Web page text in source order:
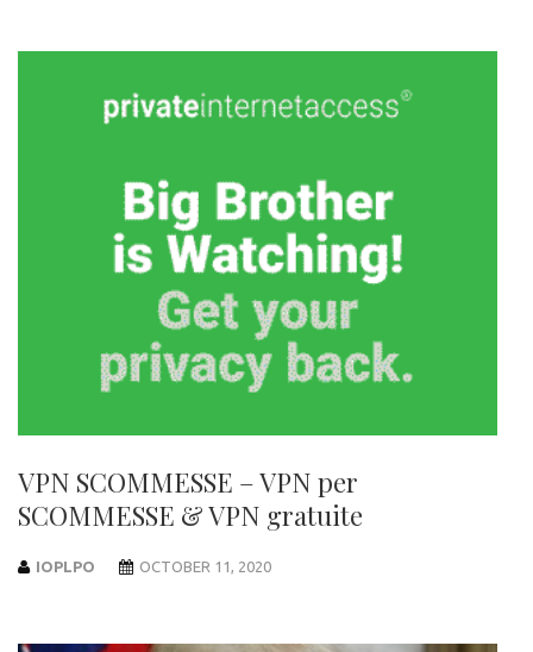
VPN SCOMMESSE – VPN per
SCOMMESSE & VPN gratuite
IOPLPO OCTOBER 11, 2020